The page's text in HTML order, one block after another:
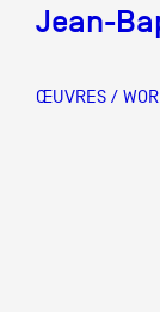
Jean-
ŒUVRES /